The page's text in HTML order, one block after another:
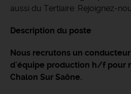
aussi du Tertiaire. Rejoignez-
Description du poste
Nous recrutons un
d'équipe production h/f pour
Chalon Sur Saône.